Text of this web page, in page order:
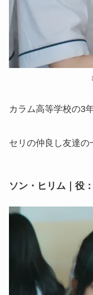
カラム高等学校の3
セリの仲良し友達の
ソン・ヒリム｜役